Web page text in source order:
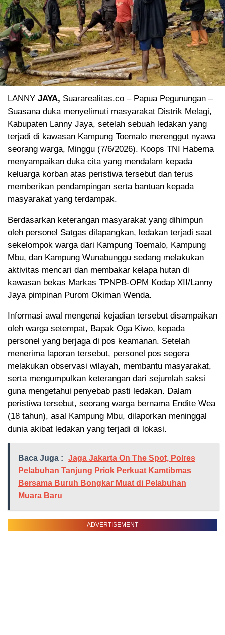
LANNY JAYA, Suararealitas.co – Papua Pegunungan –
Suasana duka menyelimuti masyarakat Distrik Melagi,
Kabupaten Lanny Jaya, setelah sebuah ledakan yang
terjadi di kawasan Kampung Toemalo merenggut nyawa
seorang warga, Minggu (7/6/2026). Koops TNI Habema
menyampaikan duka cita yang mendalam kepada
keluarga korban atas peristiwa tersebut dan terus
memberikan pendampingan serta bantuan kepada
masyarakat yang terdampak.
Berdasarkan keterangan masyarakat yang dihimpun
oleh personel Satgas dilapangkan, ledakan terjadi saat
sekelompok warga dari Kampung Toemalo, Kampung
Mbu, dan Kampung Wunabunggu sedang melakukan
aktivitas mencari dan membakar kelapa hutan di
kawasan bekas Markas TPNPB-OPM Kodap XII/Lanny
Jaya pimpinan Purom Okiman Wenda.
Informasi awal mengenai kejadian tersebut disampaikan
oleh warga setempat, Bapak Oga Kiwo, kepada
personel yang berjaga di pos keamanan. Setelah
menerima laporan tersebut, personel pos segera
melakukan observasi wilayah, membantu masyarakat,
serta mengumpulkan keterangan dari sejumlah saksi
guna mengetahui penyebab pasti ledakan. Dalam
peristiwa tersebut, seorang warga bernama Endite Wea
(18 tahun), asal Kampung Mbu, dilaporkan meninggal
dunia akibat ledakan yang terjadi di lokasi.
Baca Juga :
Jaga Jakarta On The Spot, Polres
Pelabuhan Tanjung Priok Perkuat Kamtibmas
Bersama Buruh Bongkar Muat di Pelabuhan
Muara Baru
ADVERTISEMENT